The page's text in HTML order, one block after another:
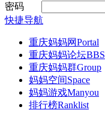
密码
快捷导航
重庆妈妈网Portal
重庆妈妈论坛BBS
重庆妈妈群Group
妈妈空间Space
妈妈游戏Manyou
排行榜Ranklist